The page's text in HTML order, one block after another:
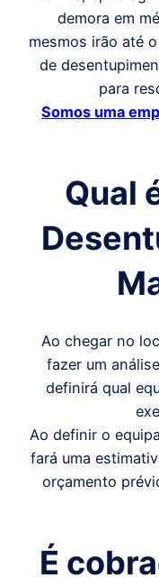
demora em
mesmos irão até
de
para
Somos uma
Qual
Ao chegar no
fazer um
definirá qual
Ao definir o
fará uma
orçamento
É